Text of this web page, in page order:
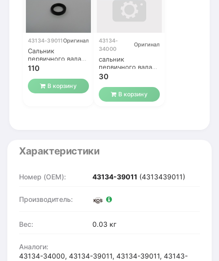
43134-39011Оригинал
Сальник
первичного вала
Santa Fe М / Т
110
В корзину
43134-
34000
Оригинал
сальник
первичного вала
Хундай Акцент 00-
30
В корзину
Характеристики
Номер (OEM): 43134-39011 (4313439011)
Производитель:
Вес: 0.03 кг
Аналоги:
43134-34000, 43134-39011, 43134-39011, 43143-